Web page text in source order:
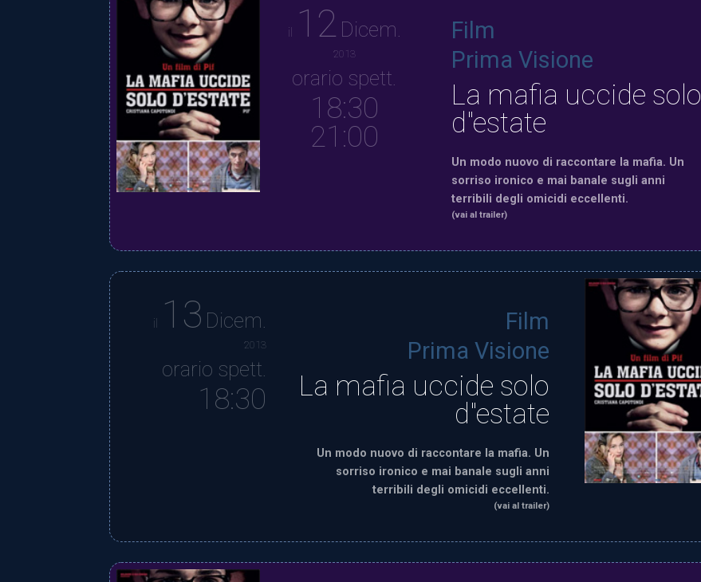
il 12 Dicem.
2013
orario spett.
18:30
21:00
Film
Prima Visione
La mafia uccide solo
d"estate
Un modo nuovo di raccontare la mafia. Un
sorriso ironico e mai banale sugli anni
terribili degli omicidi eccellenti.
(vai al trailer)
Film
Prima Visione
La mafia uccide solo
d"estate
Un modo nuovo di raccontare la mafia. Un
sorriso ironico e mai banale sugli anni
terribili degli omicidi eccellenti.
(vai al trailer)
il 13 Dicem.
2013
orario spett.
18:30